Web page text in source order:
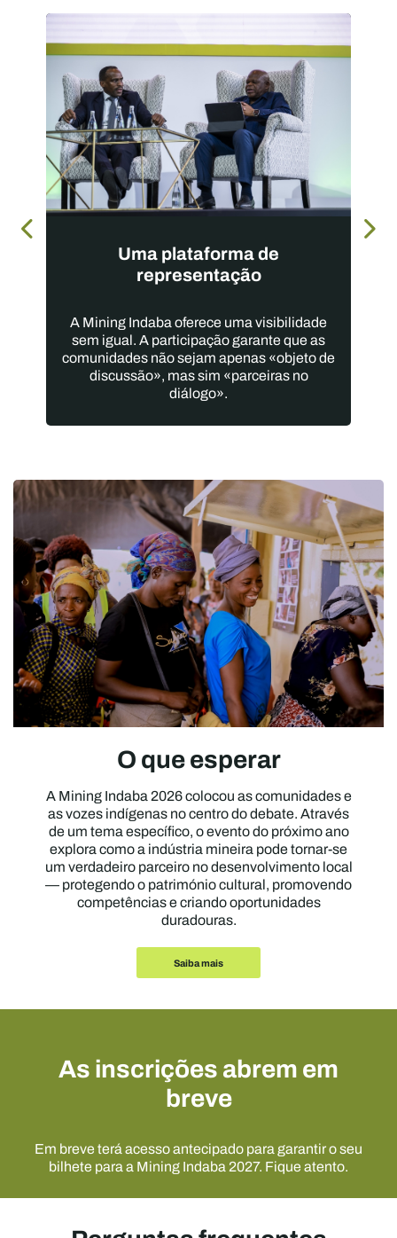
Uma plataforma de
representação
A Mining Indaba oferece uma visibilidade
sem igual. A participação garante que as
comunidades não sejam apenas «objeto de
discussão», mas sim «parceiras no
diálogo».
O que esperar
A Mining Indaba 2026 colocou as comunidades e
as vozes indígenas no centro do debate. Através
de um tema específico, o evento do próximo ano
explora como a indústria mineira pode tornar-se
um verdadeiro parceiro no desenvolvimento local
— protegendo o património cultural, promovendo
competências e criando oportunidades
duradouras.
Saiba mais
As inscrições abrem em
breve
Em breve terá acesso antecipado para garantir o seu
bilhete para a Mining Indaba 2027. Fique atento.